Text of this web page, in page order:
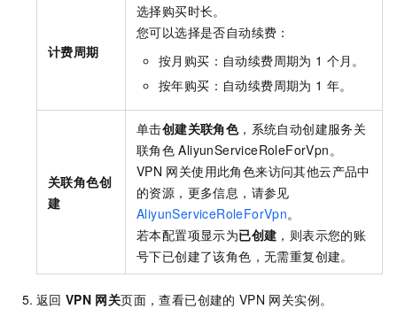
计费周期
选择购买时长。
您可以选择是否自动续费：
按月购买：自动续费周期为 1 个月。
按年购买：自动续费周期为 1 年。
关联角色创
建
单击创建关联角色，系统自动创建服务关
联角色 AliyunServiceRoleForVpn。
VPN 网关使用此角色来访问其他云产品中
的资源，更多信息，请参见
AliyunServiceRoleForVpn。
若本配置项显示为已创建 ，则表示您的账
号下已创建了该角色，无需重复创建。
返回 VPN 网关页面，查看已创建的 VPN 网关实例。